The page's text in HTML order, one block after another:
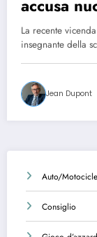
accusa
La recente
insegnante della
Jean Dupont
Auto/
Consiglio